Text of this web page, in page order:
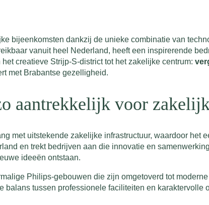
bijeenkomsten dankzij de unieke combinatie van
vanuit heel Nederland, heeft een inspirerende
creatieve Strijp-S-district tot het zakelijke centrum:
met Brabantse gezelligheid.
aantrekkelijk voor
met uitstekende zakelijke infrastructuur, waardoor het
en trekt bedrijven aan die innovatie en
ideeën ontstaan.
Philips-gebouwen die zijn omgetoverd tot
balans tussen professionele faciliteiten en karaktervolle